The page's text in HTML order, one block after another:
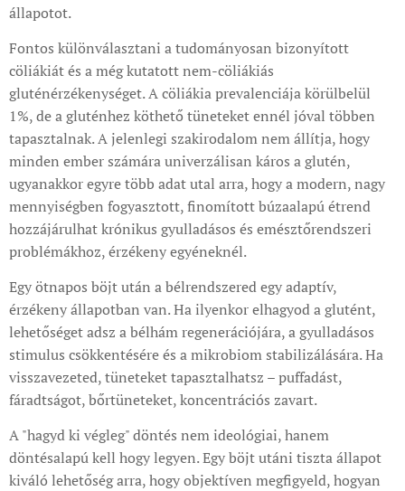
állapotot.
Fontos különválasztani a tudományosan bizonyított
cöliákiát és a még kutatott nem-cöliákiás
gluténérzékenységet. A cöliákia prevalenciája körülbelül
1%, de a gluténhez köthető tüneteket ennél jóval többen
tapasztalnak. A jelenlegi szakirodalom nem állítja, hogy
minden ember számára univerzálisan káros a glutén,
ugyanakkor egyre több adat utal arra, hogy a modern, nagy
mennyiségben fogyasztott, finomított búzaalapú étrend
hozzájárulhat krónikus gyulladásos és emésztőrendszeri
problémákhoz, érzékeny egyéneknél.
Egy ötnapos böjt után a bélrendszered egy adaptív,
érzékeny állapotban van. Ha ilyenkor elhagyod a glutént,
lehetőséget adsz a bélhám regenerációjára, a gyulladásos
stimulus csökkentésére és a mikrobiom stabilizálására. Ha
visszavezeted, tüneteket tapasztalhatsz – puffadást,
fáradtságot, bőrtüneteket, koncentrációs zavart.
A "hagyd ki végleg" döntés nem ideológiai, hanem
döntésalapú kell hogy legyen. Egy böjt utáni tiszta állapot
kiváló lehetőség arra, hogy objektíven megfigyeld, hogyan